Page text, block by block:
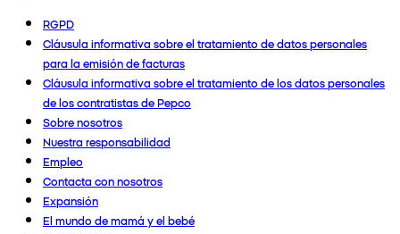
RGPD
Cláusula informativa sobre el tratamiento de datos personales
para la emisión de facturas
Cláusula informativa sobre el tratamiento de los datos personales
de los contratistas de Pepco
Sobre nosotros
Nuestra responsabilidad
Empleo
Contacta con nosotros
Expansión
El mundo de mamá y el bebé